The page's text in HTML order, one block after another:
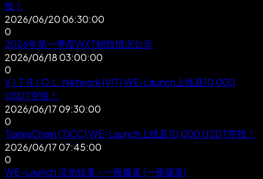
投！
2026/06/20 06:30:00
0
2026年第一季度WXT销毁情况公示
2026/06/18 03:00:00
0
V.I.T.R.I.O.L. Network (VIT) WE-Launch上线及10,000
USDT空投！
2026/06/17 09:30:00
0
TianjiaChain (TJCC) WE-Launch上线及10,000 USDT空投！
2026/06/17 07:45:00
0
WE-Launch 活动结果 - 一夜爆富 (一夜爆富)